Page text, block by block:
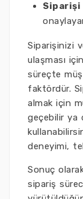
Siparişi
Siparişinizi
ulaşması
süreçte
faktördür.
almak için
geçebilir ya
deneyimi,
Sonuç
sipariş